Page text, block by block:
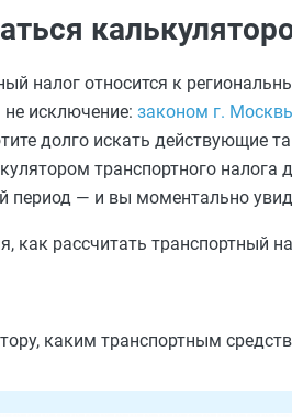
налог относится к
исключение: законом г.
долго искать действующие
транспортного
период — и вы моментально
как рассчитать транспортный
каким транспортным